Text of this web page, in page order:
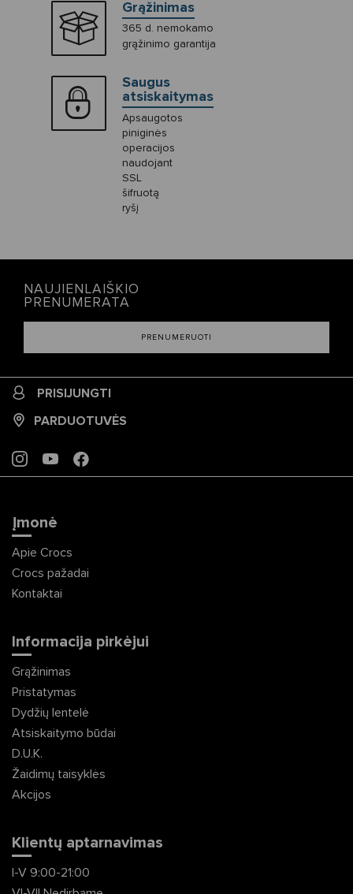
Grąžinimas
365 d. nemokamo
grąžinimo garantija
Saugus
atsiskaitymas
Apsaugotos
piniginės
operacijos
naudojant
SSL
šifruotą
ryšį
NAUJIENLAIŠKIO
PRENUMERATA
PRENUMERUOTI
PRISIJUNGTI
PARDUOTUVĖS
INSTAGRAM
YOUTUBEFACEBOOK
Įmonė
Apie Crocs
Crocs pažadai
Kontaktai
Informacija pirkėjui
Grąžinimas
Pristatymas
Dydžių lentelė
Atsiskaitymo būdai
D.U.K.
Žaidimų taisyklės
Akcijos
Klientų aptarnavimas
I-V 9:00-21:00